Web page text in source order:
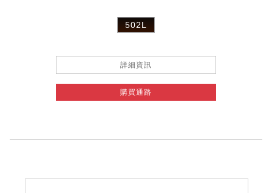
502L
詳細資訊
購買通路